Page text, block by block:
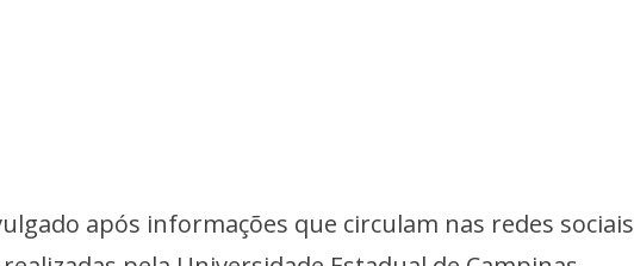
após informações que circulam nas redes sociais